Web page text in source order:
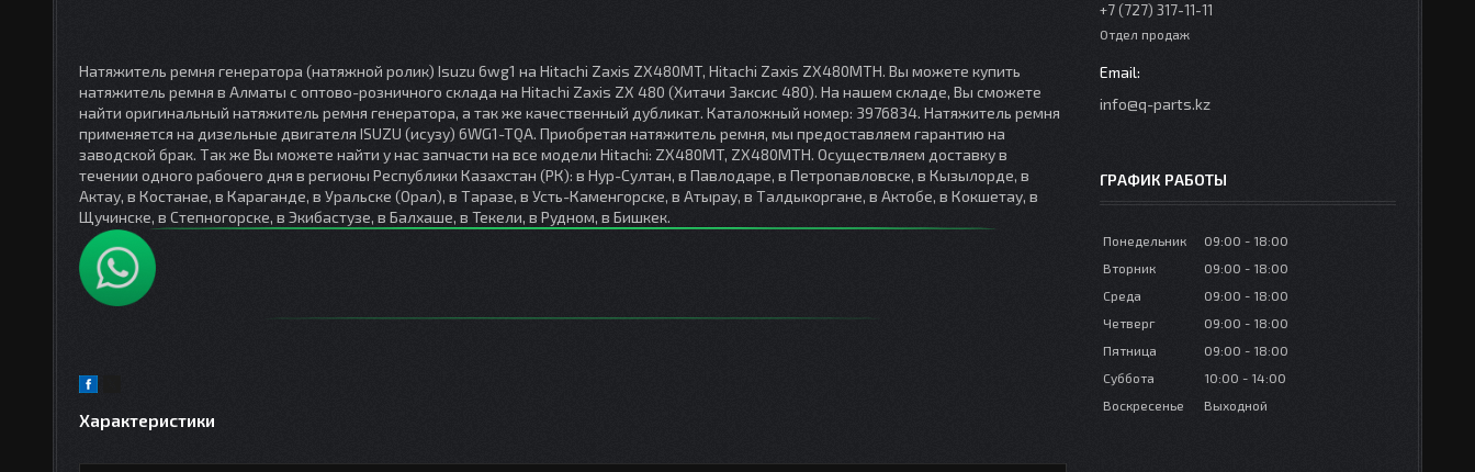
Натяжитель ремня генератора (натяжной ролик) Isuzu 6wg1 на Hitachi Zaxis ZX480MT, Hitachi Zaxis ZX480MTH. Вы можете купить
натяжитель ремня в Алматы с оптово-розничного склада на Hitachi Zaxis ZX 480 (Хитачи Заксис 480). На нашем складе, Вы сможете
найти оригинальный натяжитель ремня генератора, а так же качественный дубликат. Каталожный номер: 3976834. Натяжитель ремня
применяется на дизельные двигателя ISUZU (исузу) 6WG1-TQA. Приобретая натяжитель ремня, мы предоставляем гарантию на
заводской брак. Так же Вы можете найти у нас запчасти на все модели Hitachi: ZX480MT, ZX480MTH. Осуществляем доставку в
течении одного рабочего дня в регионы Республики Казахстан (РК): в Нур-Султан, в Павлодаре, в Петропавловске, в Кызылорде, в
Актау, в Костанае, в Караганде, в Уральске (Орал), в Таразе, в Усть-Каменгорске, в Атырау, в Талдыкоргане, в Актобе, в Кокшетау, в
Щучинске, в Степногорске, в Экибастузе, в Балхаше, в Текели, в Рудном, в Бишкек.
Характеристики
+7 (727) 317-11-11
Отдел продаж
info@q-parts.kz
ГРАФИК РАБОТЫ
Понедельник 09:00
18:00
Вторник
09:00
18:00
Среда
09:00
18:00
Четверг
09:00
18:00
Пятница
09:00
18:00
Суббота
10:00
14:00
Воскресенье
Выходной